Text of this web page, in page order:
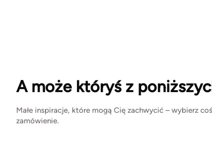
A może któryś z
Małe inspiracje, które mogą Cię zachwycić – wybierz
zamówienie.